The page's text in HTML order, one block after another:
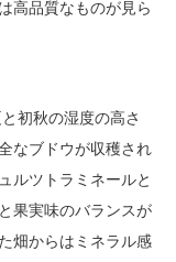
高品質なものが見ら
初秋の湿度の高さ
なブドウが収穫され
ルツトラミネールと
果実味のバランスが
畑からはミネラル感